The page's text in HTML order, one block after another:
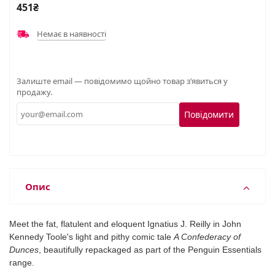
451₴
Немає в наявності
Залиште email — повідомимо щойно товар з’явиться у
продажу.
Повідомити
Опис
Meet the fat, flatulent and eloquent Ignatius J. Reilly in John
Kennedy Toole's light and pithy comic tale A Confederacy of
Dunces , beautifully repackaged as part of the Penguin Essentials
range.